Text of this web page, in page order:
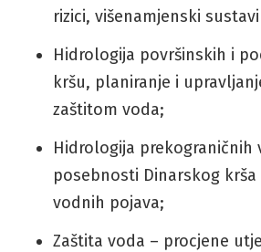
rizici, višenamjenski
Hidrologija površinskih i
kršu, planiranje i
zaštitom voda;
Hidrologija prekograničnih
posebnosti Dinarskog krša
vodnih pojava;
Zaštita voda – procjene